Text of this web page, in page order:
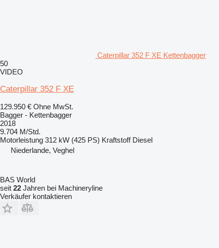
Caterpillar 352 F XE Kettenbagger
50
VIDEO
Caterpillar 352 F XE
129.950 € Ohne MwSt.
Bagger - Kettenbagger
2018
9.704 M/Std.
Motorleistung 312 kW (425 PS) Kraftstoff Diesel
Niederlande, Veghel
BAS World
seit 22 Jahren bei Machineryline
Verkäufer kontaktieren